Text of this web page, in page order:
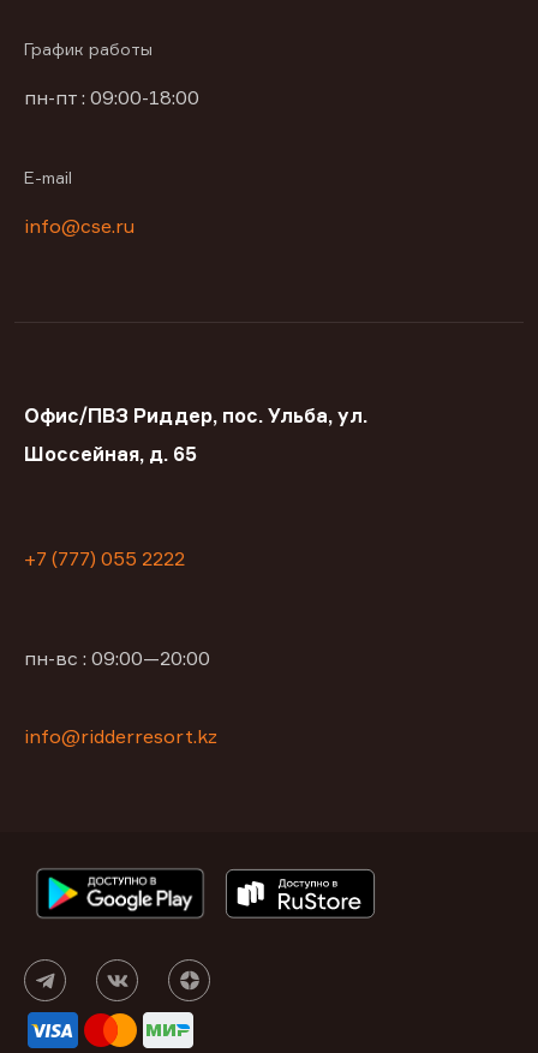
График работы
пн-пт : 09:00-18:00
E-mail
info@cse.ru
Офис/ПВЗ Риддер, пос. Ульба, ул.
Шоссейная, д. 65
+7 (777) 055 2222
пн-вс : 09:00—20:00
info@ridderresort.kz